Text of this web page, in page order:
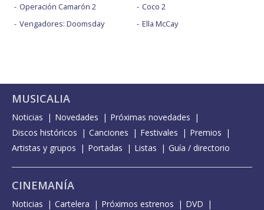
Operación Camarón 2
Vengadores: Doomsday
Coco 2
Ella McCay
MUSICALIA
Noticias Novedades
Próximas novedades
Discos históricos
Canciones Festivales
Premios
Artistas y grupos
Portadas Listas Guía / directorio
CINEMANÍA
Noticias Cartelera Próximos estrenos
DVD